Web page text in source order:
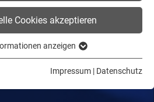
Cookies akzeptieren
anzeigen
Impressum | Datenschutz